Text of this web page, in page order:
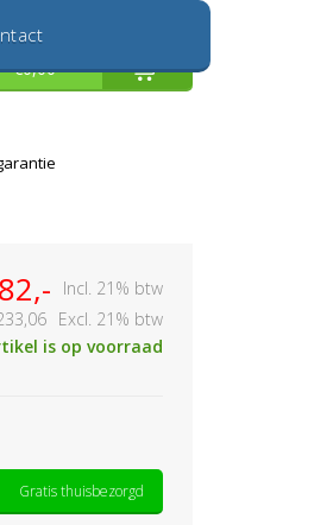
€0,00
Incl. 21% btw
Excl. 21% btw
is op voorraad
Gratis thuisbezorgd